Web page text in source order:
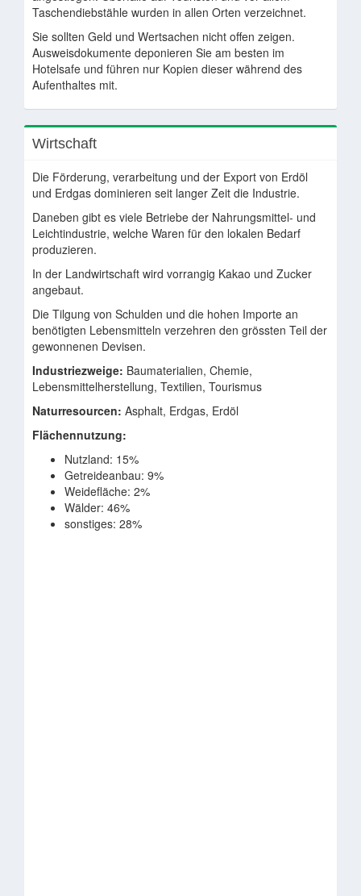
Taschendiebstähle wurden in allen Orten verzeichnet.
Sie sollten Geld und Wertsachen nicht offen zeigen.
Ausweisdokumente deponieren Sie am besten im
Hotelsafe und führen nur Kopien dieser während des
Aufenthaltes mit.
Wirtschaft
Die Förderung, verarbeitung und der Export von Erdöl
und Erdgas dominieren seit langer Zeit die Industrie.
Daneben gibt es viele Betriebe der Nahrungsmittel- und
Leichtindustrie, welche Waren für den lokalen Bedarf
produzieren.
In der Landwirtschaft wird vorrangig Kakao und Zucker
angebaut.
Die Tilgung von Schulden und die hohen Importe an
benötigten Lebensmitteln verzehren den grössten Teil der
gewonnenen Devisen.
Industriezweige: Baumaterialien, Chemie,
Lebensmittelherstellung, Textilien, Tourismus
Naturresourcen: Asphalt, Erdgas, Erdöl
Flächennutzung:
Nutzland: 15%
Getreideanbau: 9%
Weidefläche: 2%
Wälder: 46%
sonstiges: 28%